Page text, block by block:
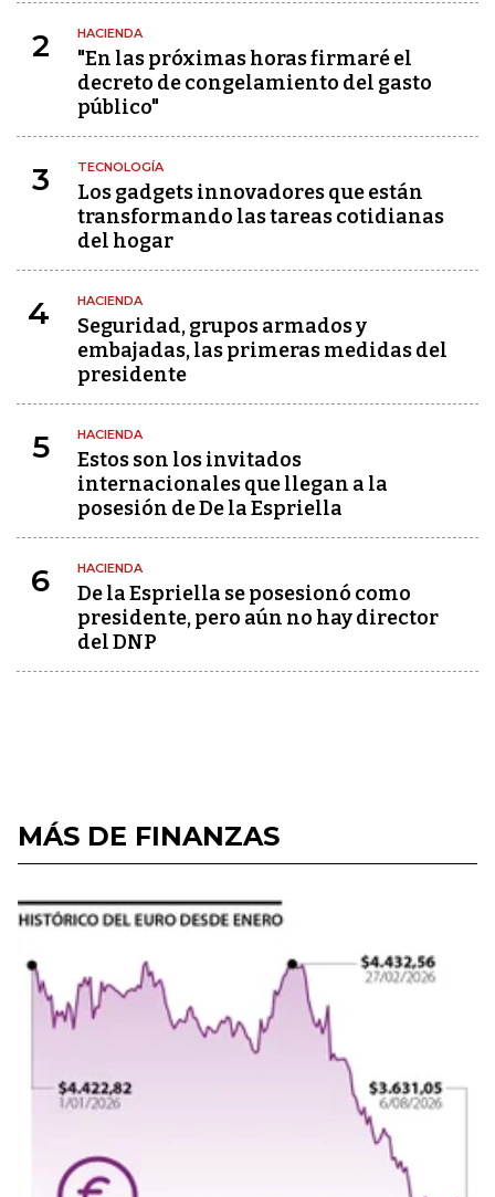
2 HACIENDA
"En las próximas horas firmaré el
decreto de congelamiento del gasto
público"
3 TECNOLOGÍA
Los gadgets innovadores que están
transformando las tareas cotidianas
del hogar
4 HACIENDA
Seguridad, grupos armados y
embajadas, las primeras medidas del
presidente
5 HACIENDA
Estos son los invitados
internacionales que llegan a la
posesión de De la Espriella
6 HACIENDA
De la Espriella se posesionó como
presidente, pero aún no hay director
del DNP
MÁS DE FINANZAS